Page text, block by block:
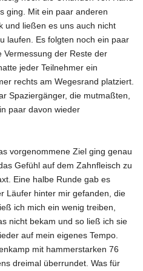
ging. Mit ein paar anderen
und ließen es uns auch nicht
laufen. Es folgten noch ein paar
Vermessung der Reste der
jeder Teilnehmer ein
rechts am Wegesrand platziert.
Spaziergänger, die mutmaßten,
paar davon wieder
vorgenommene Ziel ging genau
Gefühl auf dem Zahnfleisch zu
Eine halbe Runde gab es
Läufer hinter mir gefanden, die
ich mich ein wenig treiben,
nicht bekam und so ließ ich sie
auf mein eigenes Tempo.
mit hammerstarken 76
dreimal überrundet. Was für